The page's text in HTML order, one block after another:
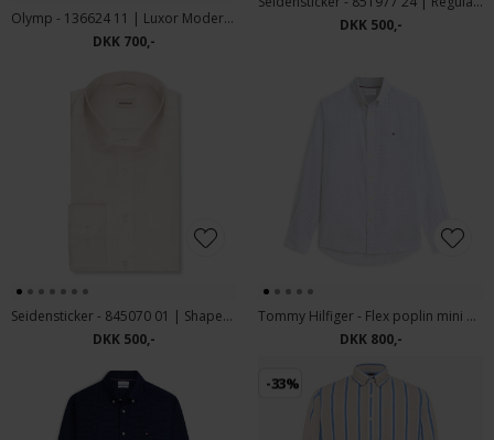
Olymp - 136624 11 | Luxor Modern fit Skjorte Blue
DKK 700,-
DKK 500,-
Seidensticker - 845070 01 | Shaped Fit Skjorte White
DKK 500,-
Tommy Hilfiger - Flex poplin mini print | Skjorte White
DKK 800,-
-33%